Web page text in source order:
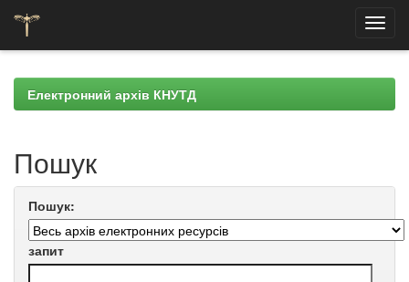
navigationЕлектронний архів КНУТД
Пошук
Пошук:
запит